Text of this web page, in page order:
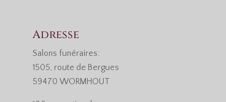
Adresse
Salons funéraires:
1505, route de Bergues
59470 WORMHOUT